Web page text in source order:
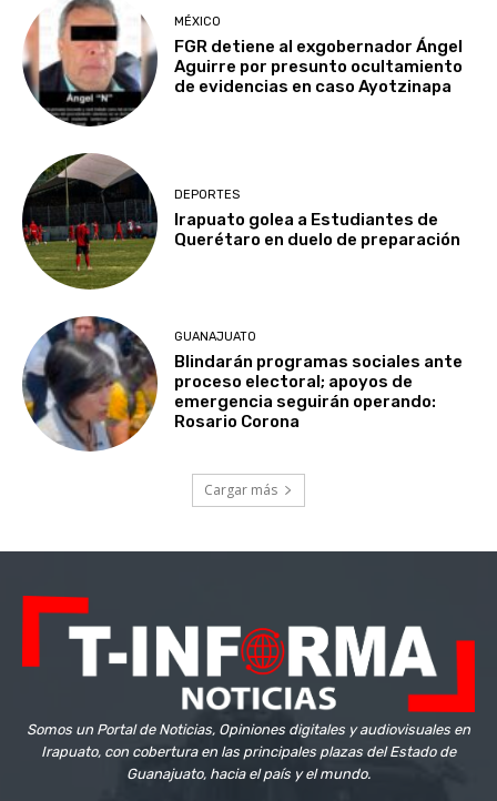
MÉXICO
FGR detiene al exgobernador Ángel
Aguirre por presunto ocultamiento
de evidencias en caso Ayotzinapa
DEPORTES
Irapuato golea a Estudiantes de
Querétaro en duelo de preparación
GUANAJUATO
Blindarán programas sociales ante
proceso electoral; apoyos de
emergencia seguirán operando:
Rosario Corona
Cargar más
Somos un Portal de Noticias, Opiniones digitales y audiovisuales en
Irapuato, con cobertura en las principales plazas del Estado de
Guanajuato, hacia el país y el mundo.